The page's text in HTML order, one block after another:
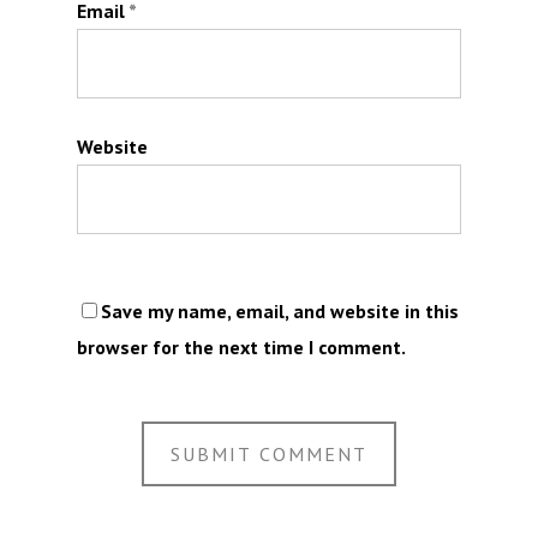
Email *
Website
Save my name, email, and website in this
browser for the next time I comment.